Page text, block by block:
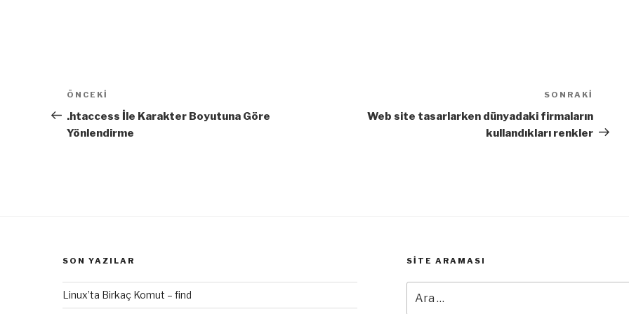
Yazı
dolaşımı
Önceki
Yazı
ÖNCEKI
.htaccess İle Karakter Boyutuna Göre
Yönlendirme
Yazı
SONRAKI
Web site tasarlarken dünyadaki firmaların
kullandıkları renkler
SON YAZILAR
Linux’ta Birkaç Komut – find
SITE ARAMASI